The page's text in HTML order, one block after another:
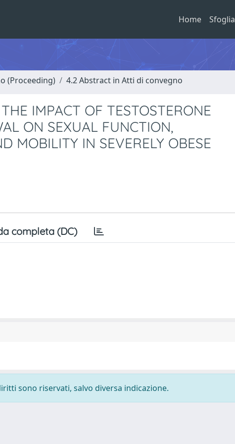
Home Sfoglia
(Proceeding) 4.2 Abstract in Atti di convegno
IMPACT OF TESTOSTERONE
ON SEXUAL FUNCTION,
MOBILITY IN SEVERELY OBESE
completa (DC)
sono riservati, salvo diversa indicazione.